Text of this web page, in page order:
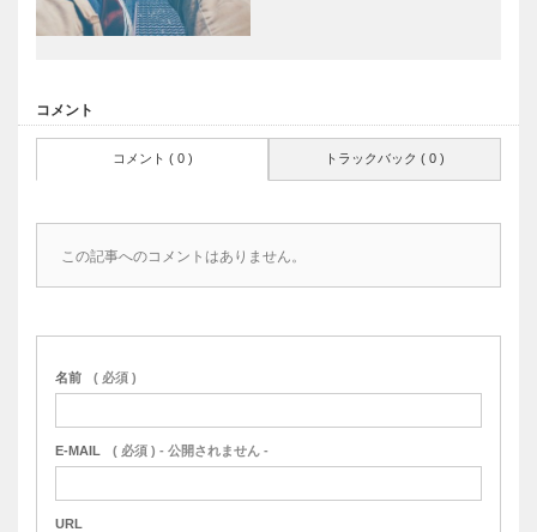
コメント
コメント ( 0 ) トラックバック ( 0 )
この記事へのコメントはありません。
名前 ( 必須 )
E-MAIL ( 必須 ) - 公開されません -
URL